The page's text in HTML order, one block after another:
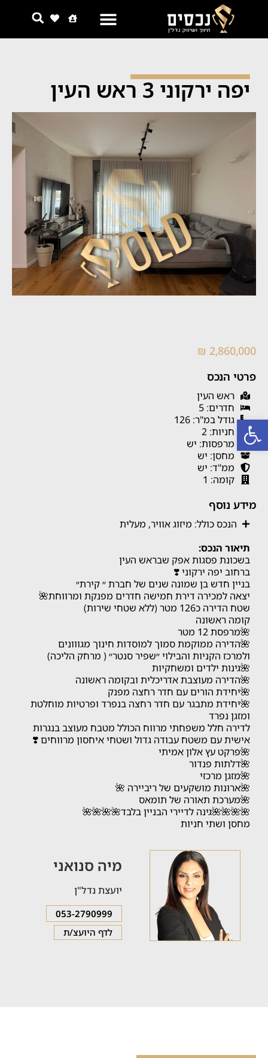
פתח סרגל נגישות
יפה ירקוני 3 ראש העין
2,860,000 ₪
פרטי הנכס
ראש העין
חדרים: 5
גודל במ"ר: 126
חניות: 2
מרפסות: יש
מחסן: יש
ממ"ד: יש
קומה: 1
מידע נוסף
הנכס כולל: מיזוג אוויר, מעלית
תיאור הנכס:
בשכונת פסגות אפק שבראש העין
ברחוב יפה ירקוני ❣️
בניין חדש בן שמונה שנים של חברת ״ קירת״
יצאה למכירה דירת חמישה חדרים מפנקת ומרווחת🌺
שטח הדירה כ126 מטר (ללא שטחי שירות)
קומה ראשונה
🌺מרפסת 12 מטר
🌺הדירה ממוקמת סמוך למוסדות חינוך מגווונים
ולמרכז הקניות והבילוי ״שפיר סנטר״ ( מרחק הליכה)
🌺גינות ילדים ומשחקיות
🌺הדירה מעוצבת אדריכלית ובקומה ראשונה
🌺יחידת הורים עם חדר רחצה מפנק
🌺יחידת מתבגר עם חדר רחצה בנפרד ופרטיות מוחלטת
ומזגן נפרד
לדירה חלל משפחתי מרווח הכולל מטבח מעוצב בנגרות
אישית עם משטח עבודה גדול ושטחי איחסון מרווחים ❣️
🌺פרקט עץ אלון אמיתי
🌺דלתות פנדור
🌺מזגן מרכזי
🌺ארונות מושקעים של ריביירה 🌺
🌺מערכת תאורה של תומאס
🌺🌺🌺🌺גינה לדיירי הבניין בלבד🌺🌺🌺🌺
מחסן ושתי חניות
מיה סנואני
יועצת נדל"ן
053-2790999
לדף היועצ/ת